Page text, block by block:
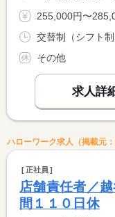
255,000円〜285,000円 ※フルタイム
その他
求人詳
ハローワーク求人（掲載元
正社員
店舗責任者／
間１１０日休